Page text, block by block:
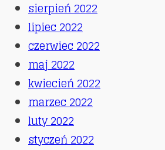
sierpień 2022
lipiec 2022
czerwiec 2022
maj 2022
kwiecień 2022
marzec 2022
luty 2022
styczeń 2022